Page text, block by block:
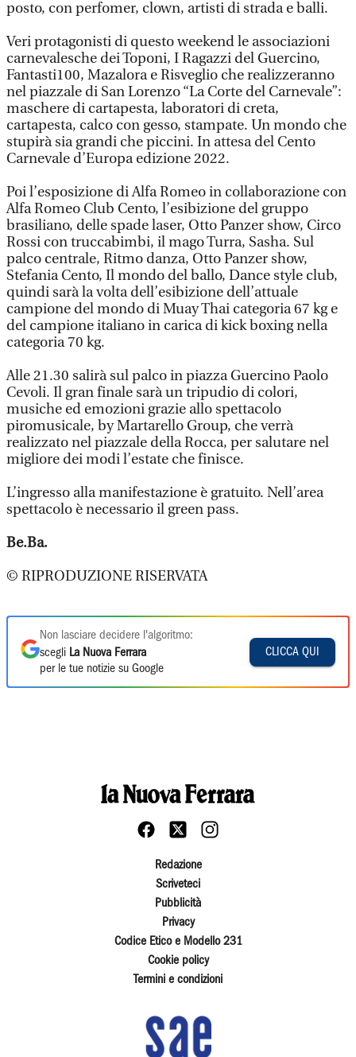
posto, con perfomer, clown, artisti di strada e balli.
Veri protagonisti di questo weekend le associazioni
carnevalesche dei Toponi, I Ragazzi del Guercino,
Fantasti100, Mazalora e Risveglio che realizzeranno
nel piazzale di San Lorenzo “La Corte del Carnevale”:
maschere di cartapesta, laboratori di creta,
cartapesta, calco con gesso, stampate. Un mondo che
stupirà sia grandi che piccini. In attesa del Cento
Carnevale d’Europa edizione 2022.
Poi l’esposizione di Alfa Romeo in collaborazione con
Alfa Romeo Club Cento, l’esibizione del gruppo
brasiliano, delle spade laser, Otto Panzer show, Circo
Rossi con truccabimbi, il mago Turra, Sasha. Sul
palco centrale, Ritmo danza, Otto Panzer show,
Stefania Cento, Il mondo del ballo, Dance style club,
quindi sarà la volta dell’esibizione dell’attuale
campione del mondo di Muay Thai categoria 67 kg e
del campione italiano in carica di kick boxing nella
categoria 70 kg.
Alle 21.30 salirà sul palco in piazza Guercino Paolo
Cevoli. Il gran finale sarà un tripudio di colori,
musiche ed emozioni grazie allo spettacolo
piromusicale, by Martarello Group, che verrà
realizzato nel piazzale della Rocca, per salutare nel
migliore dei modi l’estate che finisce.
L’ingresso alla manifestazione è gratuito. Nell’area
spettacolo è necessario il green pass.
Be.Ba.
© RIPRODUZIONE RISERVATA
Non lasciare decidere l'algoritmo:
scegli La Nuova Ferrara
per le tue notizie su Google
CLICCA QUI
Redazione
Scriveteci
Pubblicità
Privacy
Codice Etico e Modello 231
Cookie policy
Termini e condizioni